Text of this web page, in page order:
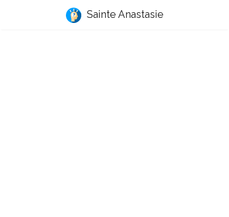
Sainte Anastasie